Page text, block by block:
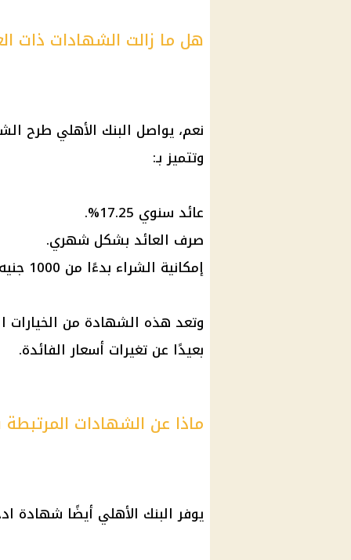
هل ما زالت الشهادات ذات
نعم، يواصل البنك الأهلي طرح
وتتميز بـ:
عائد سنوي 17.25%.
صرف العائد بشكل شهري.
إمكانية الشراء بدءًا من 1000 جنيه.
وتعد هذه الشهادة من الخيارات
بعيدًا عن تغيرات أسعار الفائدة.
ماذا عن الشهادات المرتبطة
يوفر البنك الأهلي أيضًا شهادة